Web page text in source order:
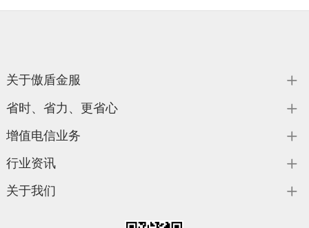
一页
一页
关于傲盾金服
省时、省力、更省心
增值电信业务
行业资讯
关于我们